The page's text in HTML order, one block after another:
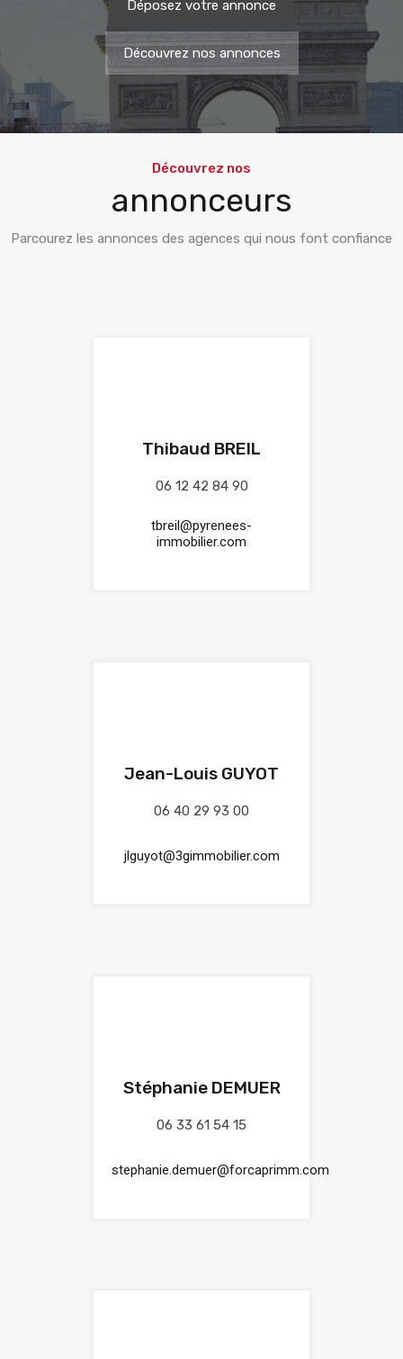
Déposez votre annonce
Découvrez nos annonces
Découvrez nos
annonceurs
Parcourez les annonces des agences qui nous font confiance
Thibaud BREIL
06 12 42 84 90
tbreil@pyrenees-
immobilier.com
Jean-Louis GUYOT
06 40 29 93 00
jlguyot@3gimmobilier.com
Stéphanie DEMUER
06 33 61 54 15
stephanie.demuer@forcaprimm.com